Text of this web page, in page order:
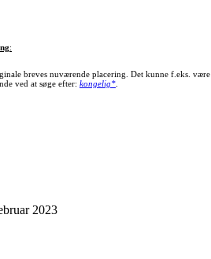
:
breves nuværende placering. Det kunne f.eks. være
ved at søge efter: kongelig*.
2023